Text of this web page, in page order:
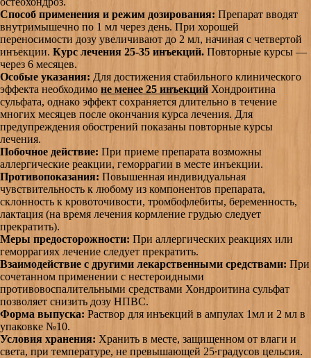
Способ применения и режим дозирования: Препарат вводят
внутримышечно по 1 мл через день. При хорошей
переносимости дозу увеличивают до 2 мл, начиная с четвертой
инъекции. Курс лечения 25-35 инъекций. Повторные курсы —
через 6 месяцев.
Особые указания: Для достижения стабильного клинического
эффекта необходимо не менее 25 инъекций Хондроитина
сульфата, однако эффект сохраняется длительно в течение
многих месяцев после окончания курса лечения. Для
предупреждения обострений показаны повторные курсы
лечения.
Побочное действие: При приеме препарата возможны
аллергические реакции, геморрагии в месте инъекции.
Противопоказания: Повышенная индивидуальная
чувствительность к любому из компонентов препарата,
склонность к кровоточивости, тромбофлебиты, беременность,
лактация (на время лечения кормление грудью следует
прекратить).
Меры предосторожности: При аллергических реакциях или
геморрагиях лечение следует прекратить.
Взаимодействие с другими лекарственными средствами: При
сочетанном применении с нестероидными
противовоспалительными средствами Хондроитина сульфат
позволяет снизить дозу НПВС.
Форма выпуска: Раствор для инъекций в ампулах 1мл и 2 мл в
упаковке №10.
Условия хранения: Хранить в месте, защищенном от влаги и
света, при температуре, не превышающей 25·градусов цельсия.